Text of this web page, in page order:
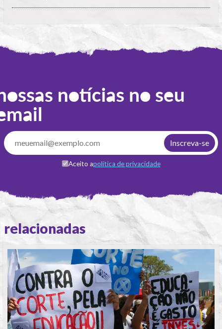
notícias no seu
Aceito apolítica de privacidade
relacionadas